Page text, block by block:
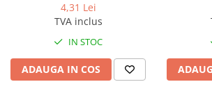
4,31 Lei
TVA inclus
IN STOC
ADAUGA IN COS